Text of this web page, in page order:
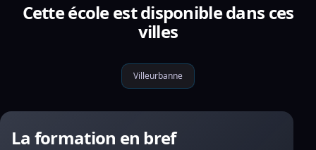
Cette école est disponible dans ces
villes
Villeurbanne
La formation en bref